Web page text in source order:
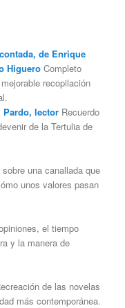
de Enrique
HigueroCompleto
recopilación
Pardo, lectorRecuerdo
de la Tertulia de
sobre una canallada que
unos valores pasan
el tiempo
y la manera de
de las novelas
más contemporánea.